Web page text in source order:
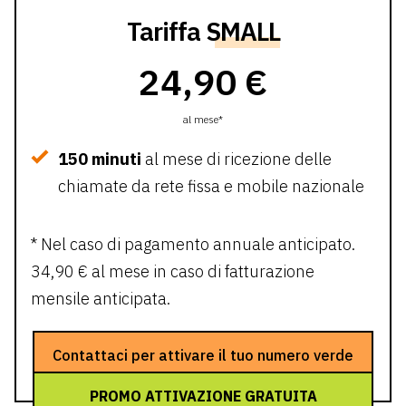
TariffaSMALL
24,90 €
al mese*
150 minuti al mese di ricezione delle
chiamate da rete fissa e mobile nazionale
* Nel caso di pagamento annuale anticipato.
34,90 € al mese in caso di fatturazione
mensile anticipata.
Contattaci per attivare il tuo numero verde
PROMO ATTIVAZIONE GRATUITA